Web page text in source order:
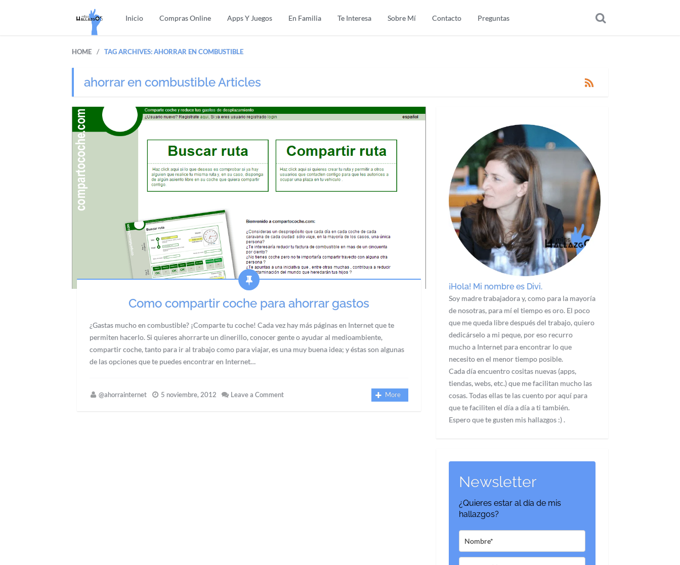
Inicio Compras Online Apps Y Juegos En Familia Te Interesa Sobre Mí Contacto Preguntas
HOME / TAG ARCHIVES: AHORRAR EN COMBUSTIBLE
ahorrar en combustible Articles
Como compartir coche para ahorrar gastos
¿Gastas mucho en combustible? ¡Comparte tu coche! Cada vez hay más páginas en Internet que te
permiten hacerlo. Si quieres ahorrarte un dinerillo, conocer gente o ayudar al medioambiente,
compartir coche, tanto para ir al trabajo como para viajar, es una muy buena idea; y éstas son algunas
de las opciones que te puedes encontrar en Internet…
@ahorrainternet 5 noviembre, 2012 Leave a Comment More
¡Hola! Mi nombre es Divi.
Soy madre trabajadora y, como para la mayoría
de nosotras, para mí el tiempo es oro. El poco
que me queda libre después del trabajo, quiero
dedicárselo a mi peque, por eso recurro
mucho a Internet para encontrar lo que
necesito en el menor tiempo posible.
Cada día encuentro cositas nuevas (apps,
tiendas, webs, etc.) que me facilitan mucho las
cosas. Todas ellas te las cuento por aquí para
que te faciliten el día a día a ti también.
Espero que te gusten mis hallazgos :) .
Newsletter
¿Quieres estar al día de mis
hallazgos?